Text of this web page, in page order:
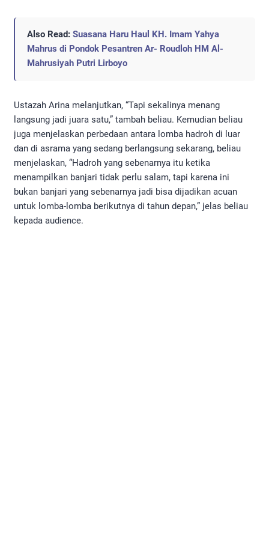
Also Read: Suasana Haru Haul KH. Imam Yahya
Mahrus di Pondok Pesantren Ar- Roudloh HM Al-
Mahrusiyah Putri Lirboyo
Ustazah Arina melanjutkan, “Tapi sekalinya menang
langsung jadi juara satu,” tambah beliau. Kemudian beliau
juga menjelaskan perbedaan antara lomba hadroh di luar
dan di asrama yang sedang berlangsung sekarang, beliau
menjelaskan, “Hadroh yang sebenarnya itu ketika
menampilkan banjari tidak perlu salam, tapi karena ini
bukan banjari yang sebenarnya jadi bisa dijadikan acuan
untuk lomba-lomba berikutnya di tahun depan,” jelas beliau
kepada audience.